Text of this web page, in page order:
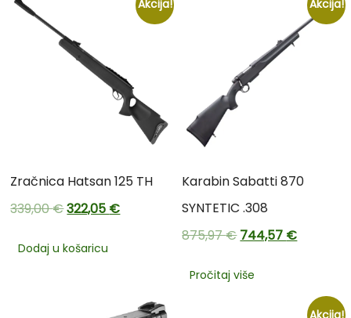
Akcija!
Zračnica Hatsan 125 TH
339,00€322,05 €
Dodaj u košaricu
Akcija!
Karabin Sabatti 870
SYNTETIC .308
875,97€744,57 €
Pročitaj više
Akcija!